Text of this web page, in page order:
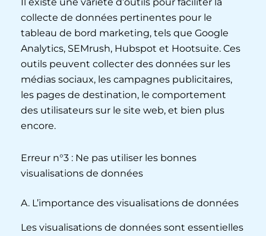
collecte de données pertinentes pour le
tableau de bord marketing, tels que Google
Analytics, SEMrush, Hubspot et Hootsuite. Ces
outils peuvent collecter des données sur les
médias sociaux, les campagnes publicitaires,
les pages de destination, le comportement
des utilisateurs sur le site web, et bien plus
encore.
Erreur n°3 : Ne pas utiliser les bonnes
visualisations de données
A. L’importance des visualisations de données
Les visualisations de données sont essentielles